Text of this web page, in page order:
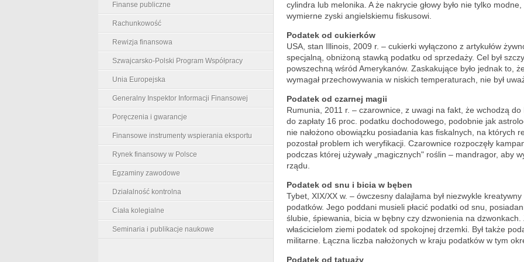
Finanse publiczne
Rachunkowość
Rewizja finansowa
Szwajcarsko-Polski Program Współpracy
Unia Europejska
Generalny Inspektor Informacji Finansowej
Poręczenia i gwarancje
Finansowe instrumenty wspierania eksportu
Rynek finansowy w Polsce
Egzaminy zawodowe
Działalność kontrolna
Ciała kolegialne
Seminaria i publikacje naukowe
cylindra lub melonika. A że nakrycie głowy było nie tylko
wymierne zyski angielskiemu fiskusowi.
Podatek od cukierków
USA, stan Illinois, 2009 r. – cukierki wyłączono z artykułów
specjalną, obniżoną stawką podatku od sprzedaży. Cel był
powszechną wśród Amerykanów. Zaskakujące było jednak to,
wymagał przechowywania w niskich temperaturach, nie był
Podatek od czarnej magii
Rumunia, 2011 r. – czarownice, z uwagi na fakt, że wchodzą
do zapłaty 16 proc. podatku dochodowego, podobnie jak
nie nałożono obowiązku posiadania kas fiskalnych, na których
pozostał problem ich weryfikacji. Czarownice rozpoczęły
podczas której używały „magicznych" roślin – mandragor, aby
rządu.
Podatek od snu i bicia w bęben
Tybet, XIX/XX w. – ówczesny dalajlama był niezwykle
podatków. Jego poddani musieli płacić podatki od snu,
ślubie, śpiewania, bicia w bębny czy dzwonienia na
właścicielom ziemi podatek od spokojnej drzemki. Był także
militarne. Łączna liczba nałożonych w kraju podatków w tym
Podatek od tatuaży